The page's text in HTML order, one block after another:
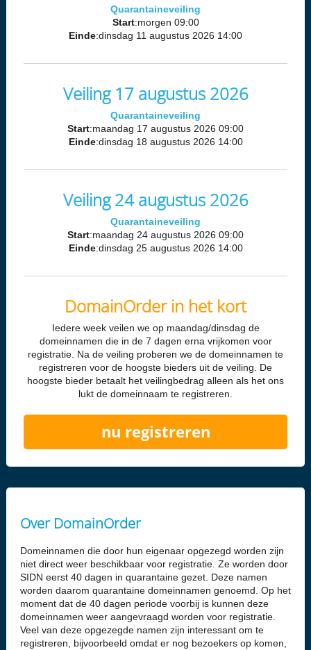
Quarantaineveiling
Start:morgen 09:00
Einde:dinsdag 11 augustus 2026 14:00
Veiling 17 augustus 2026
Quarantaineveiling
Start:maandag 17 augustus 2026 09:00
Einde:dinsdag 18 augustus 2026 14:00
Veiling 24 augustus 2026
Quarantaineveiling
Start:maandag 24 augustus 2026 09:00
Einde:dinsdag 25 augustus 2026 14:00
DomainOrder in het kort
Iedere week veilen we op maandag/dinsdag de
domeinnamen die in de 7 dagen erna vrijkomen voor
registratie. Na de veiling proberen we de domeinnamen te
registreren voor de hoogste bieders uit de veiling. De
hoogste bieder betaalt het veilingbedrag alleen als het ons
lukt de domeinnaam te registreren.
nu registreren
Over DomainOrder
Domeinnamen die door hun eigenaar opgezegd worden zijn
niet direct weer beschikbaar voor registratie. Ze worden door
SIDN eerst 40 dagen in quarantaine gezet. Deze namen
worden daarom quarantaine domeinnamen genoemd. Op het
moment dat de 40 dagen periode voorbij is kunnen deze
domeinnamen weer aangevraagd worden voor registratie.
Veel van deze opgezegde namen zijn interessant om te
registreren, bijvoorbeeld omdat er nog bezoekers op komen,